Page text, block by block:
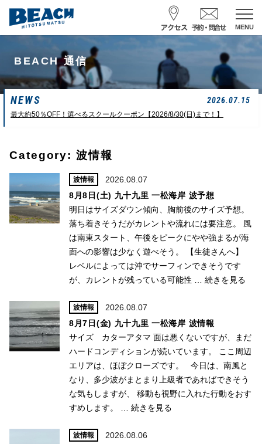
MENU
スクール予約・お問合せ
レンタル予約
サーフ ナミイーヨ
0475-32-7314
一松海岸波情報
サイズ
胸前後
状態
ややザワ
風
東～南東
潮回り
H16:23
L6:20 22:58
BEACH 通信
NEWS 2026.07.15
最大約50％OFF！選べるスクールクーポン【2026/8/30(日)まで！】
Category: 波情報
波情報
2026.08.07
8月8日(土) 九十九里 一松海岸 波予想
明日はサイズダウン傾向、胸前後のサイズ予想。
落ち着きそうだがカレントや流れには要注意。 風
は南東スタート、午後をピークにやや強まるが海
面への影響は少なく遊べそう。 【生徒さんへ】
レベルによっては沖でサーフィンできそうです
が、カレントが残っている可能性 … 続きを見る
波情報
2026.08.07
8月7日(金) 九十九里 一松海岸 波情報
サイズ カターアタマ 面は悪くないですが、まだ
ハードコンディションが続いています。 ここ周辺
エリアは、ほぼクローズです。 今日は、南風と
なり、多少波がまとまり上級者であればできそう
な気もしますが、 移動も視野に入れた行動をおす
すめします。 … 続きを見る
波情報
2026.08.06